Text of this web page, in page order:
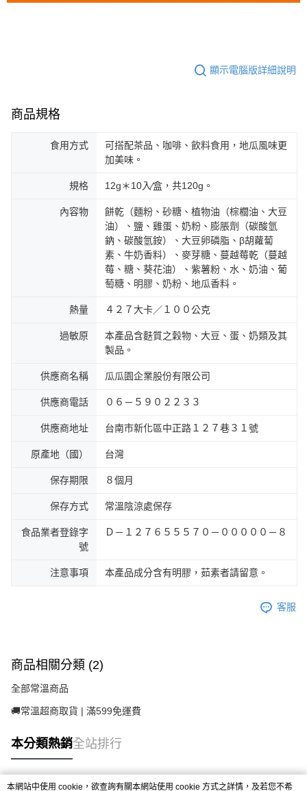
顯示電腦版詳細說明
商品規格
食用方式
可搭配茶品、咖啡、飲料食用，地瓜風味更
加美味。
規格 12g＊10入∕盒，共120g。
內容物
餅乾（麵粉、砂糖、植物油（棕櫚油、大豆
油）、鹽、雞蛋、奶粉、膨脹劑（碳酸氫
鈉、碳酸氫銨）、大豆卵磷脂、β胡蘿蔔
素、牛奶香料）、麥芽糖、蔓越莓乾（蔓越
莓、糖、葵花油）、紫薯粉、水、奶油、葡
萄糖、明膠、奶粉、地瓜香料。
熱量 ４２７大卡／１００公克
過敏原
本產品含麩質之穀物、大豆、蛋、奶類及其
製品。
供應商名稱 瓜瓜園企業股份有限公司
供應商電話 ０６－５９０２２３３
供應商地址 台南市新化區中正路１２７巷３１號
原產地（國） 台灣
保存期限 ８個月
保存方式 常溫陰涼處保存
食品業者登錄字
號
Ｄ－１２７６５５５７０－０００００－８
注意事項 本產品成分含有明膠，茹素者請留意。
客服
商品相關分類 (2)
全部常溫商品
🚚常溫超商取貨 | 滿599免運費
本分類熱銷全站排行
本網站中使用 cookie，欲查詢有關本網站使用 cookie 方式之詳情，及若您不希